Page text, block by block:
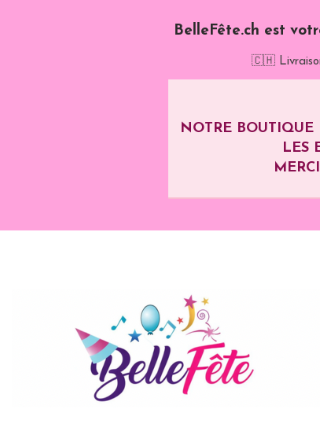
BelleFête.ch est
🇨🇭
NOTRE BOUTIQUE
LES